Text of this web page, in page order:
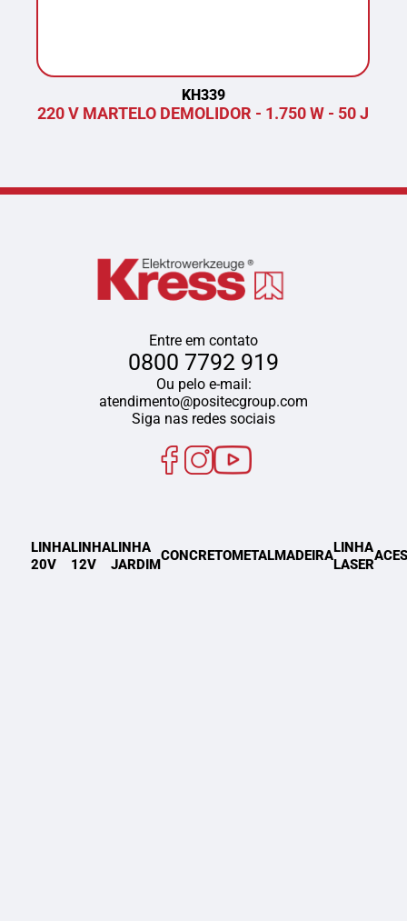
KH339
220 V MARTELO DEMOLIDOR - 1.750 W - 50 J
Entre em contato
0800 7792 919
Ou pelo e-mail:
atendimento@positecgroup.com
Siga nas redes sociais
LINHA
20V
LINHA
12V
LINHA
JARDIM
CONCRETOMETALMADEIRA
LINHA
LASER